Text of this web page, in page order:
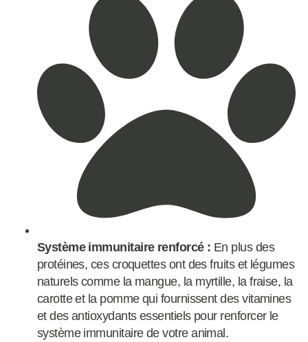
Système immunitaire renforcé : En plus des
protéines, ces croquettes ont des fruits et légumes
naturels comme la mangue, la myrtille, la fraise, la
carotte et la pomme qui fournissent des vitamines
et des antioxydants essentiels pour renforcer le
système immunitaire de votre animal.